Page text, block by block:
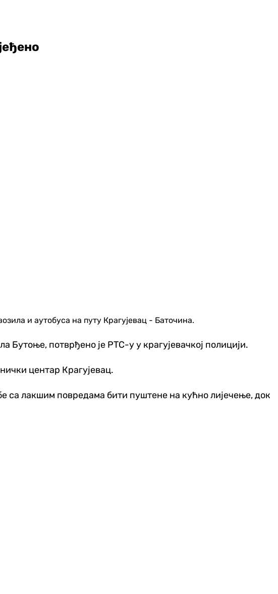
и аутобуса на путу Крагујевац - Баточина.
Бутоње, потврђено је РТС-у у крагујевачкој полицији.
центар Крагујевац.
са лакшим повредама бити пуштене на кућно лијечење, док